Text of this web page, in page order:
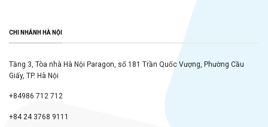
CHI NHÁNH HÀ NỘI
Tầng 3, Tòa nhà Hà Nội Paragon, số 181 Trần Quốc Vượng, Phường Cầu
Giấy, TP. Hà Nội
+84986 712 712
+84 24 3768 9111